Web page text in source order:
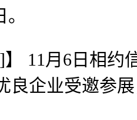
月6日相约信
良企业受邀参